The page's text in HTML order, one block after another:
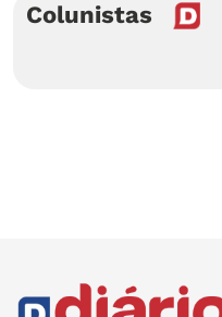
Colunistas